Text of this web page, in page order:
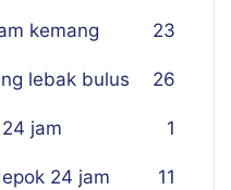
kemang 23
lebak bulus 26
jam 1
24 jam 11